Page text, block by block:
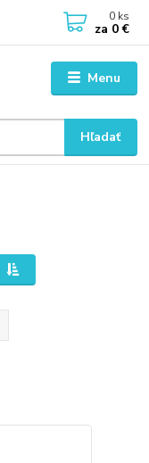
Menu
Hľadať
0 ks
za 0 €